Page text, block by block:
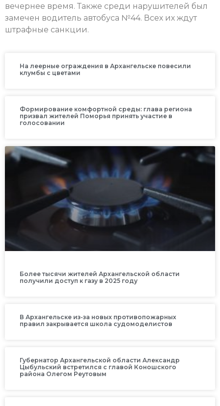
вечернее время. Также среди нарушителей был
замечен водитель автобуса №44. Всех их ждут
штрафные санкции.
На леерные ограждения в Архангельске повесили
клумбы с цветами
Формирование комфортной среды: глава региона
призвал жителей Поморья принять участие в
голосовании
Более тысячи жителей Архангельской области
получили доступ к газу в 2025 году
В Архангельске из-за новых противопожарных
правил закрывается школа судомоделистов
Губернатор Архангельской области Александр
Цыбульский встретился с главой Коношского
района Олегом Реутовым